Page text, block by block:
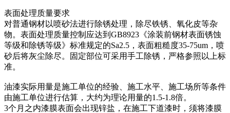
表面处理质量要求
对普通钢材以喷砂法进行除锈处理，除尽铁锈、氧化皮等杂
物。表面处理质量控制应达到GB8923《涂装前钢材表面锈蚀
等级和除锈等级》标准规定的Sa2.5，表面粗糙度35-75um，喷
砂后将灰尘除尽。固定部位可采用手工除锈，严格参照以上标
准。
油漆实际用量是施工单位的经验、施工水平、施工场所等条件
由施工单位进行估算，大约为理论用量的1.5-1.8倍。
3个月之内漆膜表面会出现锌盐，在施工下道漆时，须将漆膜